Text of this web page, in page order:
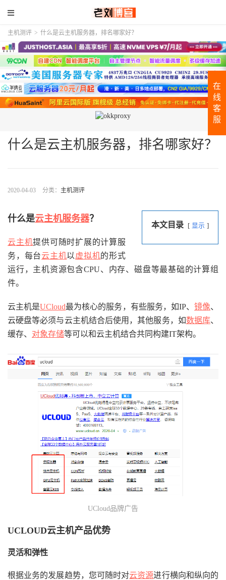
主机测评 > 什么是云主机服务器，排名哪家好？
什么是云主机服务器，排名哪家好？
2020-04-03 分类： 主机测评
本文目录 显示
什么是云主机服务器？
云主机提供可随时扩展的计算服
务，每台云主机以 虚拟机的形式
运行，主机资源包含CPU、内存、磁盘等最基础的计算组
件。
云主机是UCloud最为核心的服务，有些服务，如IP、 镜像、
云硬盘等必须与云主机结合后使用，其他服务，如数据库、
缓存、 对象存储等可以和云主机结合共同构建IT架构。
UCloud品牌广告
UCLOUD云主机产品优势
灵活和弹性
根据业务的发展趋势，您可随时对云资源进行横向和纵向的
在
线
客
服